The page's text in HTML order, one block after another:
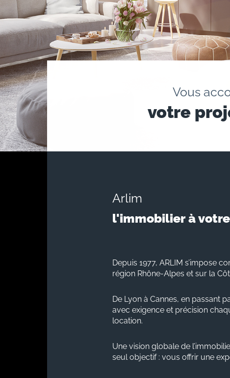
Vous
votre
Arlim
l'immobilier à
Depuis 1977, ARLIM s’impose
région Rhône-Alpes et sur la
De Lyon à Cannes, en passant
avec exigence et précision
location.
Une vision globale de
seul objectif : vous offrir une